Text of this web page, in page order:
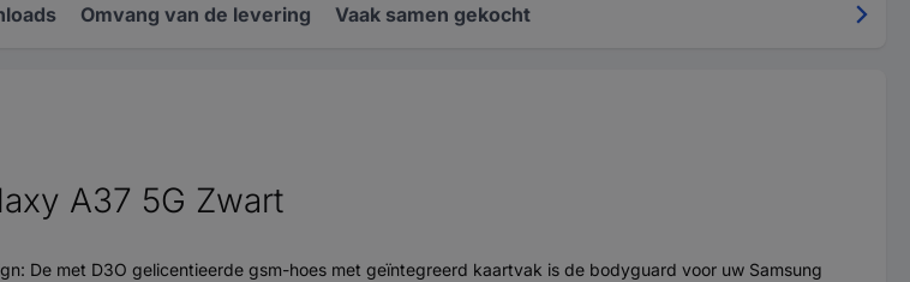
Omvang van de levering Vaak samen gekocht
A37 5G Zwart
De met D3O gelicentieerde gsm-hoes met geïntegreerd kaartvak is de bodyguard voor uw Samsung